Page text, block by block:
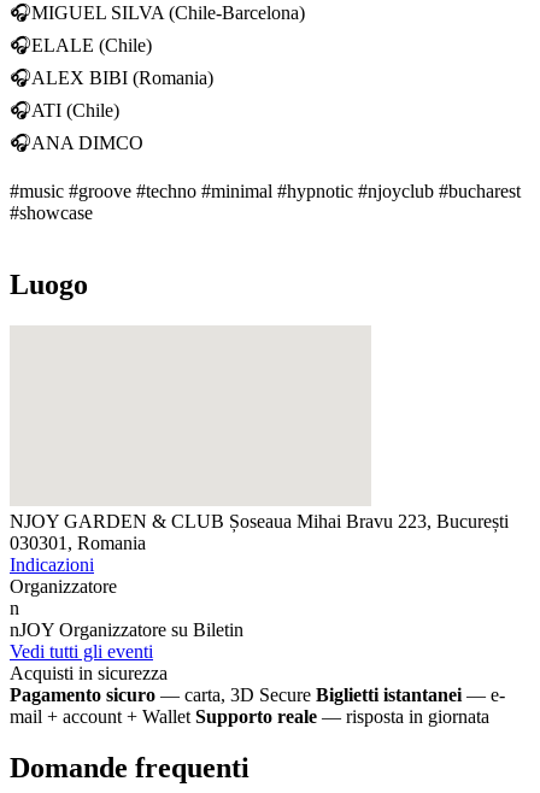
🎧MIGUEL SILVA (Chile-Barcelona)
🎧ELALE (Chile)
🎧ALEX BIBI (Romania)
🎧ATI (Chile)
🎧ANA DIMCO
#music #groove #techno #minimal #hypnotic #njoyclub #bucharest
#showcase
Luogo
NJOY GARDEN & CLUB Șoseaua Mihai Bravu 223, București
030301, Romania
Indicazioni
Organizzatore
n
nJOY Organizzatore su Biletin
Vedi tutti gli eventi
Acquisti in sicurezza
Pagamento sicuro — carta, 3D Secure Biglietti istantanei — e-
mail + account + Wallet Supporto reale — risposta in giornata
Domande frequenti